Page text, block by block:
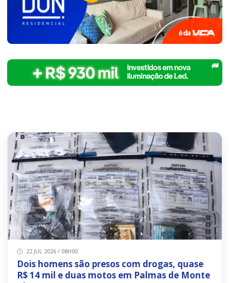
22 JUL 2026 / 08H00
Dois homens são presos com drogas, quase
R$ 14 mil e duas motos em Palmas de Monte